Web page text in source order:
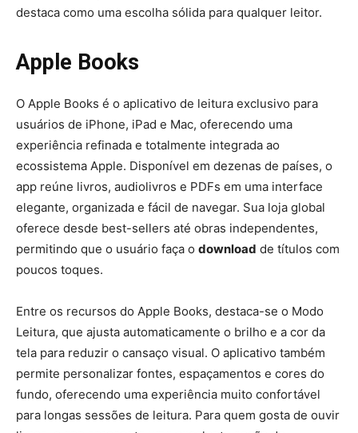
destaca como uma escolha sólida para qualquer leitor.
Apple Books
O Apple Books é o aplicativo de leitura exclusivo para
usuários de iPhone, iPad e Mac, oferecendo uma
experiência refinada e totalmente integrada ao
ecossistema Apple. Disponível em dezenas de países, o
app reúne livros, audiolivros e PDFs em uma interface
elegante, organizada e fácil de navegar. Sua loja global
oferece desde best-sellers até obras independentes,
permitindo que o usuário faça o download de títulos com
poucos toques.
Entre os recursos do Apple Books, destaca-se o Modo
Leitura, que ajusta automaticamente o brilho e a cor da
tela para reduzir o cansaço visual. O aplicativo também
permite personalizar fontes, espaçamentos e cores do
fundo, oferecendo uma experiência muito confortável
para longas sessões de leitura. Para quem gosta de ouvir